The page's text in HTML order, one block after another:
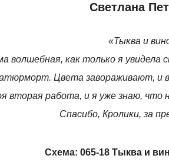
Светлана
«Тыква и
волшебная, как только я увидела
Цвета завораживают,
вторая работа, и я уже знаю, что
Спасибо, Кролики, за
Схема: 065-18 Тыква и